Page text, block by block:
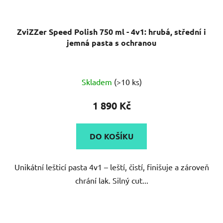
ZviZZer Speed Polish 750 ml - 4v1: hrubá, střední i
jemná pasta s ochranou
Skladem (>10 ks)
1 890 Kč
DO KOŠÍKU
Unikátní lešticí pasta 4v1 – leští, čistí, finišuje a zároveň
chrání lak. Silný cut...